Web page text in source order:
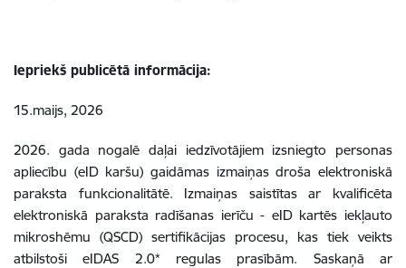
Iepriekš publicētā informācija:
15.maijs, 2026
2026. gada nogalē daļai iedzīvotājiem izsniegto personas
apliecību (eID karšu) gaidāmas izmaiņas droša elektroniskā
paraksta funkcionalitātē. Izmaiņas saistītas ar kvalificēta
elektroniskā paraksta radīšanas ierīču - eID kartēs iekļauto
mikroshēmu (QSCD) sertifikācijas procesu, kas tiek veikts
atbilstoši eIDAS 2.0* regulas prasībām. Saskaņā ar